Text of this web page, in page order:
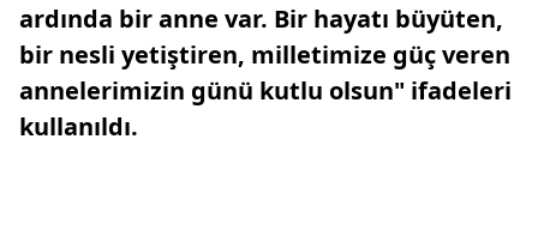
ardında bir anne var. Bir hayatı büyüten,
bir nesli yetiştiren, milletimize güç veren
annelerimizin günü kutlu olsun" ifadeleri
kullanıldı.